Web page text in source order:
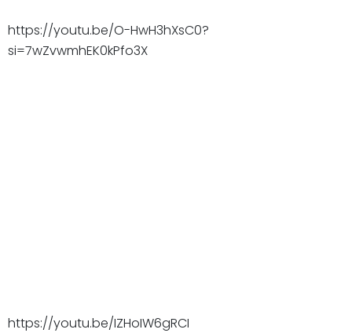
https://youtu.be/O-HwH3hXsC0?
si=7wZvwmhEK0kPfo3X
https://youtu.be/IZHoIW6gRCI